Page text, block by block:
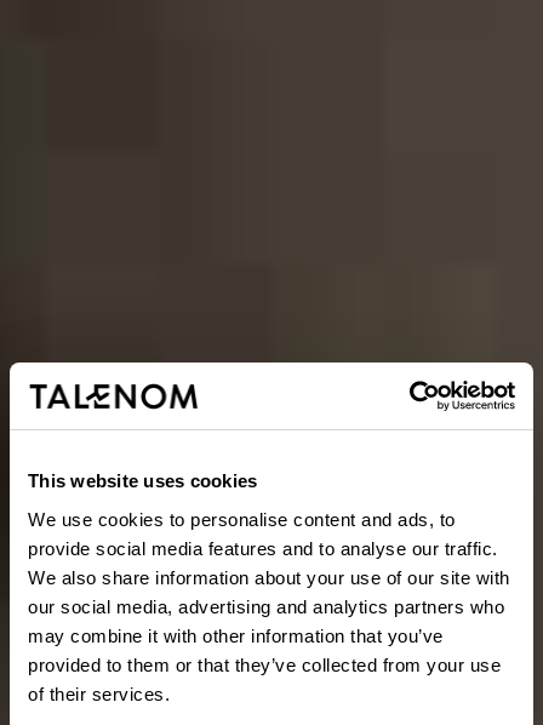
This website uses cookies
We use cookies to personalise content and ads, to
provide social media features and to analyse our traffic.
We also share information about your use of our site with
our social media, advertising and analytics partners who
may combine it with other information that you’ve
provided to them or that they’ve collected from your use
of their services.